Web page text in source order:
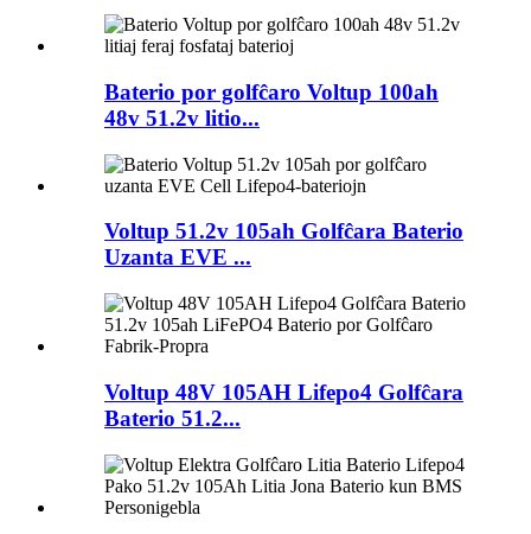
Baterio por golfĉaro Voltup 100ah
48v 51.2v litio...
Voltup 51.2v 105ah Golfĉara Baterio
Uzanta EVE ...
Voltup 48V 105AH Lifepo4 Golfĉara
Baterio 51.2...